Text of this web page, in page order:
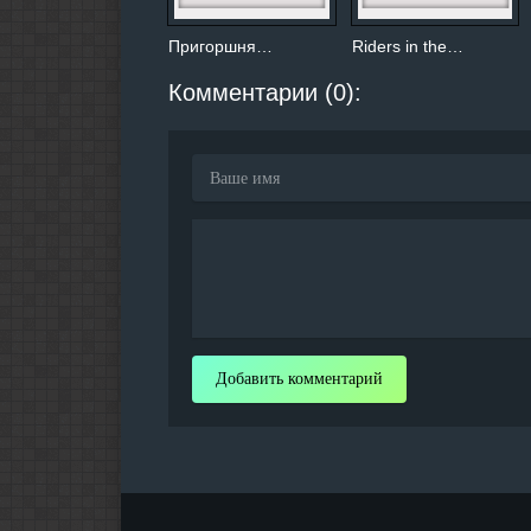
Пригоршня… Riders in the…
Комментарии (0):
Добавить комментарий